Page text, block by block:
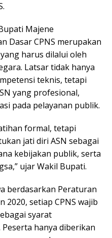
Majene
Dasar CPNS merupakan
harus dilalui oleh
Latsar tidak hanya
teknis, tetapi
yang profesional,
pada pelayanan publik.
formal, tetapi
jati diri ASN sebagai
kebijakan publik, serta
ujar Wakil Bupati.
berdasarkan Peraturan
2020, setiap CPNS wajib
syarat
hanya diberikan